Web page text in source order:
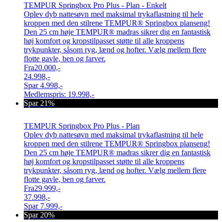
TEMPUR Springbox Pro Plus - Plan - Enkelt
Oplev dyb nattesøvn med maksimal trykaflastning til hele
kroppen med den stilrene TEMPUR® Springbox planseng!
Den 25 cm høje TEMPUR® madras sikrer dig en fantastisk
høj komfort og kropstilpasset støtte til alle kroppens
trykpunkter, såsom ryg, lænd og hofter. Vælg mellem flere
flotte gavle, ben og farver.
Fra20.000,-
24.998,-
Spar4.998,-
Medlemspris: 19.998,-
Spar 21%
TEMPUR Springbox Pro Plus - Plan
Oplev dyb nattesøvn med maksimal trykaflastning til hele
kroppen med den stilrene TEMPUR® Springbox planseng!
Den 25 cm høje TEMPUR® madras sikrer dig en fantastisk
høj komfort og kropstilpasset støtte til alle kroppens
trykpunkter, såsom ryg, lænd og hofter. Vælg mellem flere
flotte gavle, ben og farver.
Fra29.999,-
37.998,-
Spar 7.999,-
Spar 20%